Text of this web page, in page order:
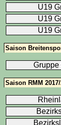
U19
U19
U19
Saison
Gruppe
Saison RMM